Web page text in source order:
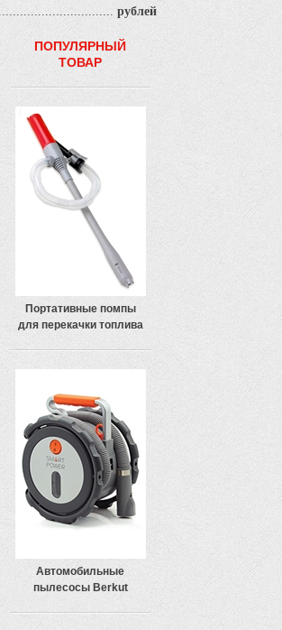
рублей
ПОПУЛЯРНЫЙ
ТОВАР
Портативные помпы
для перекачки топлива
Автомобильные
пылесосы Berkut